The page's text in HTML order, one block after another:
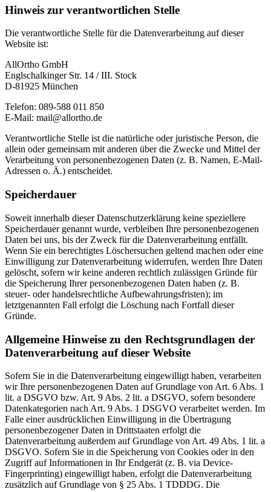
Hinweis zur verantwortlichen Stelle
Die verantwortliche Stelle für die Datenverarbeitung auf dieser
Website ist:
AllOrtho GmbH
Englschalkinger Str. 14 / III. Stock
D-81925 München
Telefon: 089-588 011 850
E-Mail: mail@allortho.de
Verantwortliche Stelle ist die natürliche oder juristische Person, die
allein oder gemeinsam mit anderen über die Zwecke und Mittel der
Verarbeitung von personenbezogenen Daten (z. B. Namen, E-Mail-
Adressen o. Ä.) entscheidet.
Speicherdauer
Soweit innerhalb dieser Datenschutzerklärung keine speziellere
Speicherdauer genannt wurde, verbleiben Ihre personenbezogenen
Daten bei uns, bis der Zweck für die Datenverarbeitung entfällt.
Wenn Sie ein berechtigtes Löschersuchen geltend machen oder eine
Einwilligung zur Datenverarbeitung widerrufen, werden Ihre Daten
gelöscht, sofern wir keine anderen rechtlich zulässigen Gründe für
die Speicherung Ihrer personenbezogenen Daten haben (z. B.
steuer- oder handelsrechtliche Aufbewahrungsfristen); im
letztgenannten Fall erfolgt die Löschung nach Fortfall dieser
Gründe.
Allgemeine Hinweise zu den Rechtsgrundlagen der
Datenverarbeitung auf dieser Website
Sofern Sie in die Datenverarbeitung eingewilligt haben, verarbeiten
wir Ihre personenbezogenen Daten auf Grundlage von Art. 6 Abs. 1
lit. a DSGVO bzw. Art. 9 Abs. 2 lit. a DSGVO, sofern besondere
Datenkategorien nach Art. 9 Abs. 1 DSGVO verarbeitet werden. Im
Falle einer ausdrücklichen Einwilligung in die Übertragung
personenbezogener Daten in Drittstaaten erfolgt die
Datenverarbeitung außerdem auf Grundlage von Art. 49 Abs. 1 lit. a
DSGVO. Sofern Sie in die Speicherung von Cookies oder in den
Zugriff auf Informationen in Ihr Endgerät (z. B. via Device-
Fingerprinting) eingewilligt haben, erfolgt die Datenverarbeitung
zusätzlich auf Grundlage von § 25 Abs. 1 TDDDG. Die